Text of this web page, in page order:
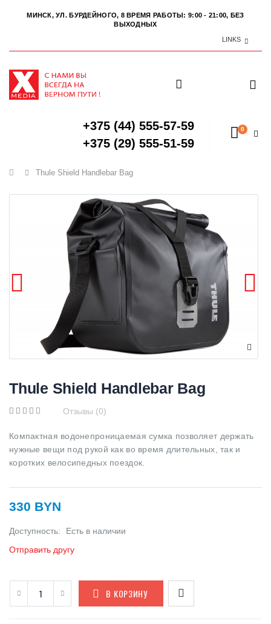
МИНСК, УЛ. БУРДЕЙНОГО, 8 ВРЕМЯ РАБОТЫ: 9:00 - 21:00, БЕЗ
ВЫХОДНЫХ
LINKS
+375 (44) 555-57-59
+375 (29) 555-51-59
0
Главная
Thule Shield Handlebar Bag
Thule Shield Handlebar Bag
Отзывы (0)
Компактная водонепроницаемая сумка позволяет держать
нужные вещи под рукой как во время длительных, так и
коротких велосипедных поездок.
330 BYN
Доступность:
Есть в наличии
Отправить другу
В КОРЗИНУ